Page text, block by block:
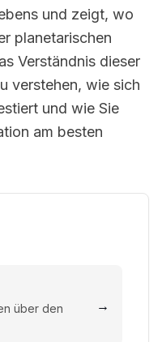
und zeigt, wo
planetarischen
Verständnis dieser
verstehen, wie sich
und wie Sie
am besten
über den
→